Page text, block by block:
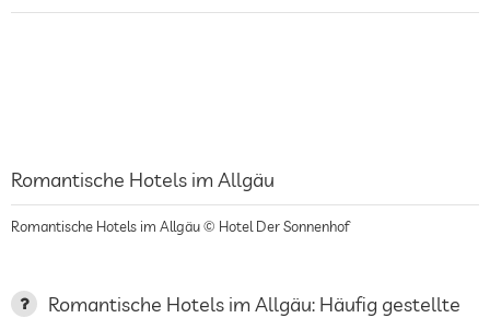
Romantische Hotels im Allgäu
Romantische Hotels im Allgäu © Hotel Der Sonnenhof
Romantische Hotels im Allgäu: Häufig gestellte